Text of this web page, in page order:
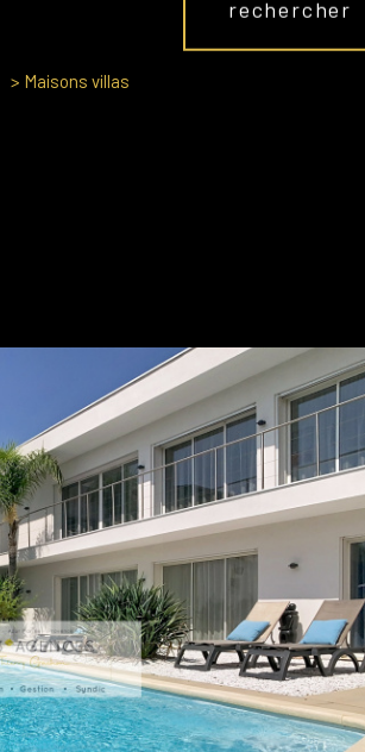
rechercher
Maisons villas